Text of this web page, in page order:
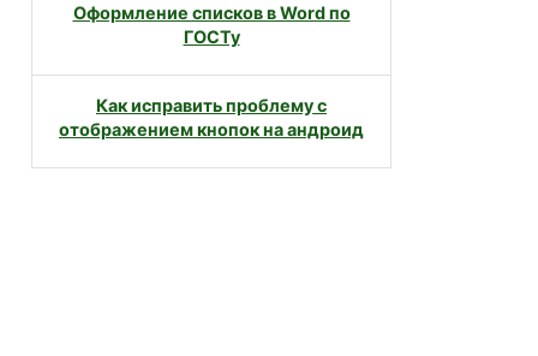
Оформление списков в Word по
ГОСТу
Как исправить проблему с
отображением кнопок на андроид